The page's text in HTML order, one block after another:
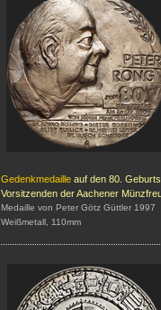
Gedenkmedaille auf den 80.
Vorsitzenden der Aachener
Medaille von Peter Götz Güttler 1997
Weißmetall, 110mm